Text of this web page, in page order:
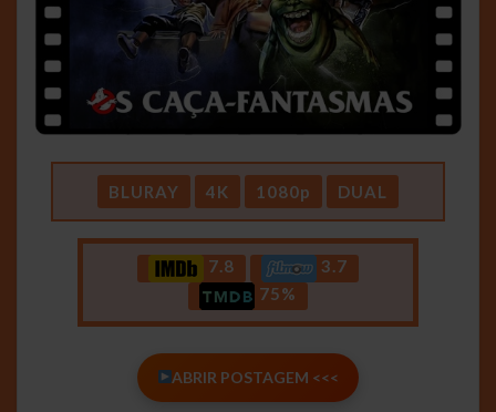
BLURAY 4K 1080p DUAL
7.8
3.7
75%
ABRIR POSTAGEM <<<